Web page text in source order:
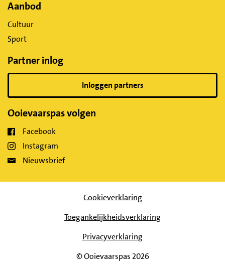
Aanbod
Cultuur
Sport
Partner inlog
Inloggen partners
Ooievaarspas volgen
Facebook
Instagram
Nieuwsbrief
Cookieverklaring
Toegankelijkheidsverklaring
Privacyverklaring
© Ooievaarspas 2026